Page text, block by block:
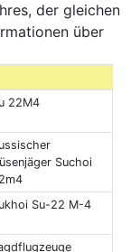
der gleichen
über
22M4
Suchoi
Su-22 M-4